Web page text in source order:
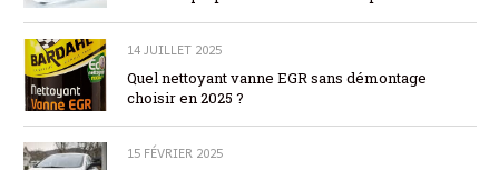
14 JUILLET 2025
Quel nettoyant vanne EGR sans démontage
choisir en 2025 ?
15 FÉVRIER 2025